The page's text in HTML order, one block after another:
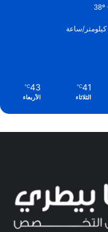
41
℃
الثلاثاء
43
℃
الأربعاء